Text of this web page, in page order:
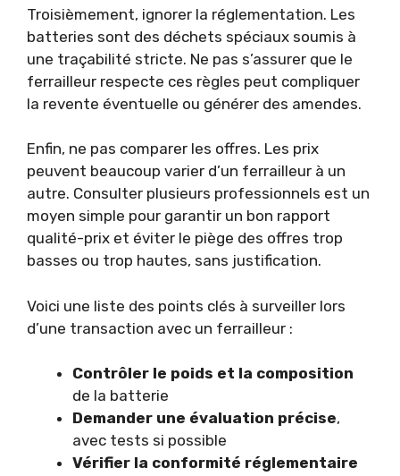
Troisièmement, ignorer la réglementation. Les
batteries sont des déchets spéciaux soumis à
une traçabilité stricte. Ne pas s’assurer que le
ferrailleur respecte ces règles peut compliquer
la revente éventuelle ou générer des amendes.
Enfin, ne pas comparer les offres. Les prix
peuvent beaucoup varier d’un ferrailleur à un
autre. Consulter plusieurs professionnels est un
moyen simple pour garantir un bon rapport
qualité-prix et éviter le piège des offres trop
basses ou trop hautes, sans justification.
Voici une liste des points clés à surveiller lors
d’une transaction avec un ferrailleur :
Contrôler le poids et la composition
de la batterie
Demander une évaluation précise,
avec tests si possible
Vérifier la conformité réglementaire